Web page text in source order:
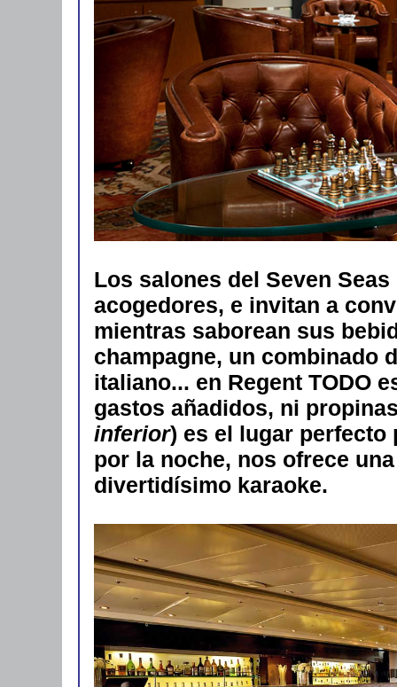
Los salones del Seven
acogedores, e invitan a
mientras saborean sus
champagne, un combinado
italiano... en Regent TODO
gastos añadidos, ni
inferior) es el lugar perfecto
por la noche, nos ofrece
divertidísimo karaoke.